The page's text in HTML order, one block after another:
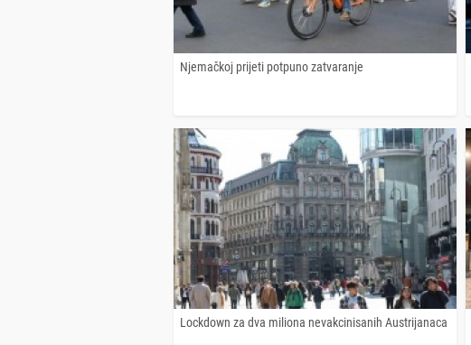
Njemačkoj prijeti potpuno zatvaranje
Lockdown za dva miliona nevakcinisanih Austrijanaca